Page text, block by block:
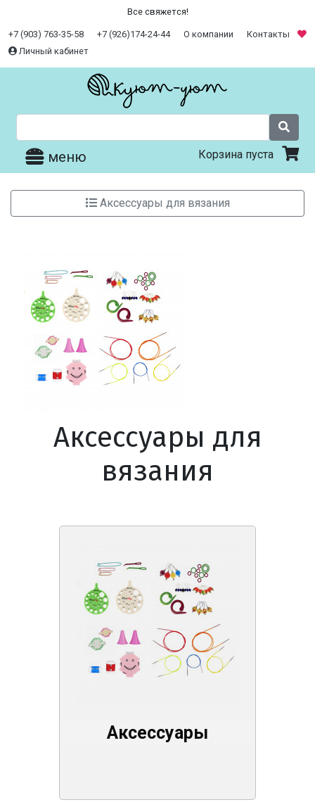
Все свяжется!
+7 (903) 763-35-58 +7 (926)174-24-44 О компании
Контакты
Личный кабинет
меню Корзина пуста
Аксессуары для вязания
Аксессуары для
вязания
Аксессуары